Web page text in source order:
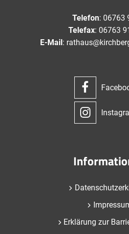
Telefon: 06763
Telefax: 06763
E-Mail:
Erklärung zur